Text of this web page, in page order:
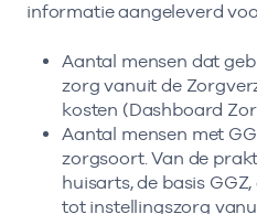
informatie aangeleverd
Aantal mensen dat
zorg vanuit de
kosten (Dashboard
Aantal mensen met
zorgsoort. Van de
huisarts, de basis
tot instellingszorg